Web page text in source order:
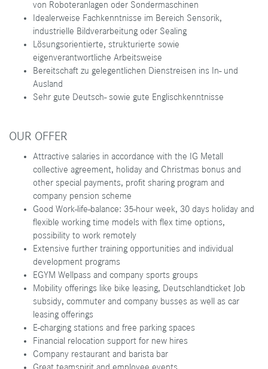
von Roboteranlagen oder Sondermaschinen
Idealerweise Fachkenntnisse im Bereich Sensorik,
industrielle Bildverarbeitung oder Sealing
Lösungsorientierte, strukturierte sowie
eigenverantwortliche Arbeitsweise
Bereitschaft zu gelegentlichen Dienstreisen ins In- und
Ausland
Sehr gute Deutsch- sowie gute Englischkenntnisse
OUR OFFER
Attractive salaries in accordance with the IG Metall
collective agreement, holiday and Christmas bonus and
other special payments, profit sharing program and
company pension scheme
Good Work-life-balance: 35-hour week, 30 days holiday and
flexible working time models with flex time options,
possibility to work remotely
Extensive further training opportunities and individual
development programs
EGYM Wellpass and company sports groups
Mobility offerings like bike leasing, Deutschlandticket Job
subsidy, commuter and company busses as well as car
leasing offerings
E-charging stations and free parking spaces
Financial relocation support for new hires
Company restaurant and barista bar